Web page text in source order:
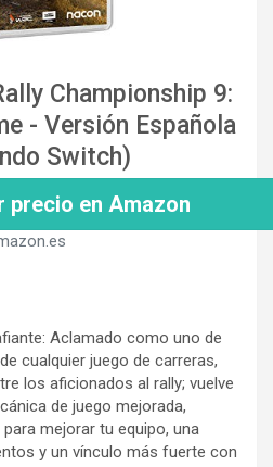
Championship 9:
- Versión Española
Switch)
precio en Amazon
Aclamado como uno de
cualquier juego de carreras,
los aficionados al rally; vuelve
de juego mejorada,
mejorar tu equipo, una
y un vínculo más fuerte con